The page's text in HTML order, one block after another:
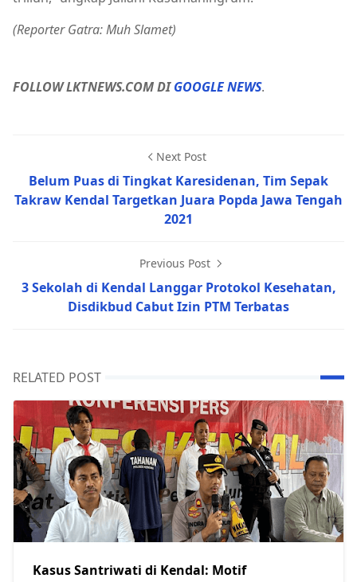
(Reporter Gatra: Muh Slamet)
FOLLOW LKTNEWS.COM DIGOOGLE NEWS.
Next Post
Belum Puas di Tingkat Karesidenan, Tim Sepak
Takraw Kendal Targetkan Juara Popda Jawa Tengah
2021
Previous Post
3 Sekolah di Kendal Langgar Protokol Kesehatan,
Disdikbud Cabut Izin PTM Terbatas
RELATED POST
Kasus Santriwati di Kendal: Motif